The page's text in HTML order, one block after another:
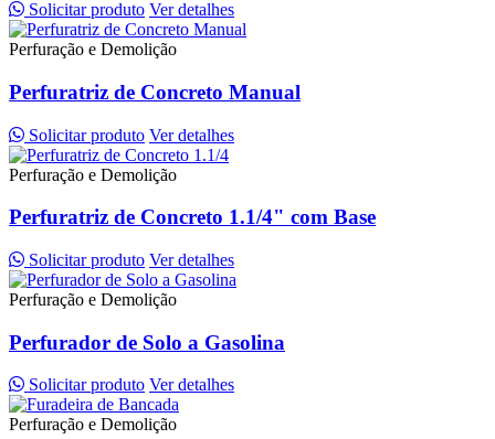
Solicitar produto Ver detalhes
Perfuração e Demolição
Perfuratriz de Concreto Manual
Solicitar produto Ver detalhes
Perfuração e Demolição
Perfuratriz de Concreto 1.1/4" com Base
Solicitar produto Ver detalhes
Perfuração e Demolição
Perfurador de Solo a Gasolina
Solicitar produto Ver detalhes
Perfuração e Demolição